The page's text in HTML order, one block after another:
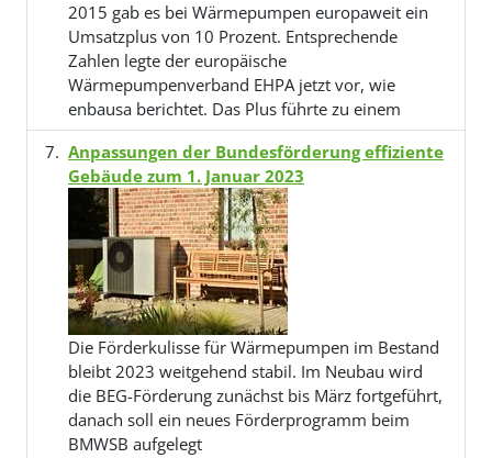
2015 gab es bei Wärmepumpen europaweit ein
Umsatzplus von 10 Prozent. Entsprechende
Zahlen legte der europäische
Wärmepumpenverband EHPA jetzt vor, wie
enbausa berichtet. Das Plus führte zu einem
Anpassungen der Bundesförderung effiziente
Gebäude zum 1. Januar 2023
Die Förderkulisse für Wärmepumpen im Bestand
bleibt 2023 weitgehend stabil. Im Neubau wird
die BEG-Förderung zunächst bis März fortgeführt,
danach soll ein neues Förderprogramm beim
BMWSB aufgelegt